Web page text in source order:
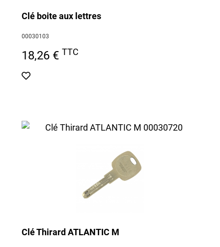
Clé boite aux lettres
00030103
18,26 € TTC
Clé Thirard ATLANTIC M